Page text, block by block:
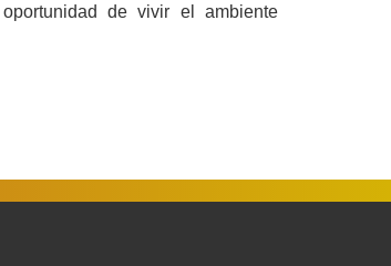
de vivir el ambiente